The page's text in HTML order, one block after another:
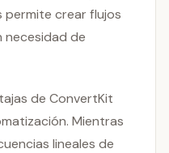
permite crear flujos
necesidad de
de ConvertKit
Mientras
lineales de